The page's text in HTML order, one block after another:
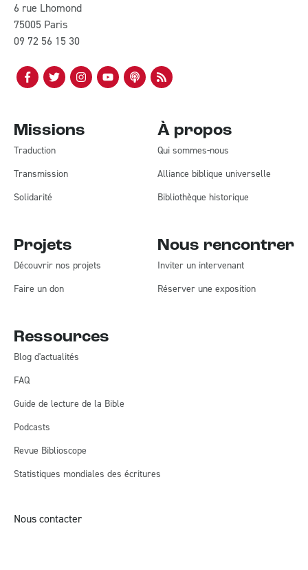
6 rue Lhomond
75005 Paris
09 72 56 15 30
Missions
Traduction
Transmission
Solidarité
Projets
Découvrir nos projets
Faire un don
À propos
Qui sommes-nous
Alliance biblique universelle
Bibliothèque historique
Nous rencontrer
Inviter un intervenant
Réserver une exposition
Ressources
Blog d'actualités
FAQ
Guide de lecture de la Bible
Podcasts
Revue Biblioscope
Statistiques mondiales des écritures
Nous contacter